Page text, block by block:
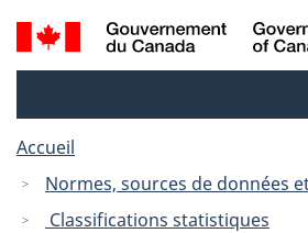
Passer
au
Passer
à
Recherche
et
Accueil
Normes, sources de données
Classifications statistiques